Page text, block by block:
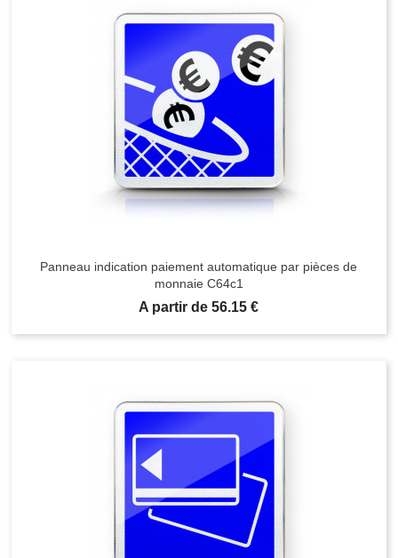
Panneau indication paiement automatique par pièces de
monnaie C64c1
Prix
A partir de 56.15 €